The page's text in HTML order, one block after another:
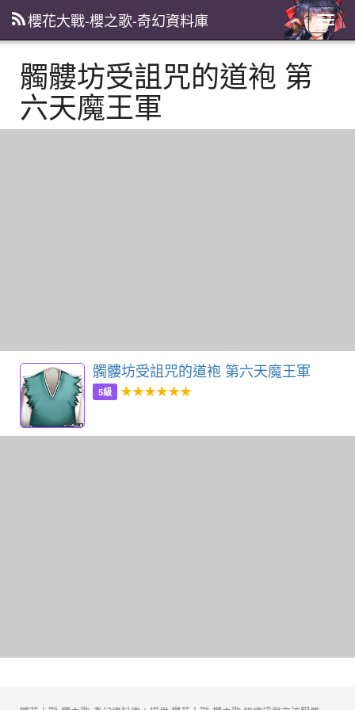
主
選
櫻花大戰-櫻之歌-奇幻資料庫
髑髏坊受詛咒的道袍 第
六天魔王軍
髑髏坊受詛咒的道袍 第六天魔王軍
5級 ★★★★★★